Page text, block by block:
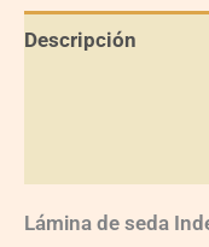
Descripción
Lámina de seda